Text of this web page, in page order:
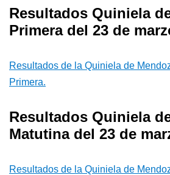
Resultados Quiniela
Primera del 23 de
Resultados de la Quiniela de
Primera.
Resultados Quiniela
Matutina del 23 de
Resultados de la Quiniela de